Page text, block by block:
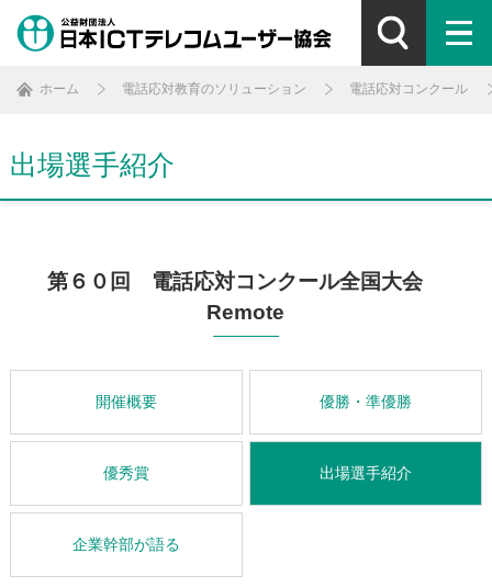
ホーム 電話応対教育のソリューション 電話応対コンクール
出場選手紹介
第６０回 電話応対コンクール全国大会
Remote
開催概要 優勝・準優勝
優秀賞 出場選手紹介
企業幹部が語る